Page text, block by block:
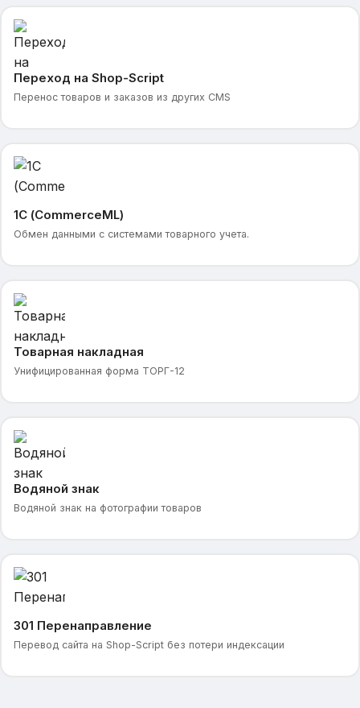
Переход на Shop-Script
Перенос товаров и заказов из других CMS
1С (CommerceML)
Обмен данными с системами товарного учета.
Товарная накладная
Унифицированная форма ТОРГ-12
Водяной знак
Водяной знак на фотографии товаров
301 Перенаправление
Перевод сайта на Shop-Script без потери индексации